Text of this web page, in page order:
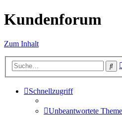
Kundenforum
Zum Inhalt
Schnellzugriff
Unbeantwortete